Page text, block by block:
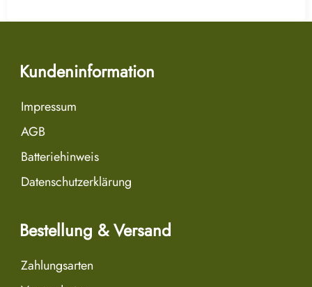
Kundeninformation
Impressum
AGB
Batteriehinweis
Datenschutzerklärung
Bestellung & Versand
Zahlungsarten